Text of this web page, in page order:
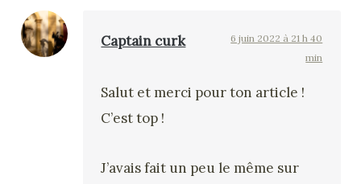
Captain curk
6 juin 2022 à 21 h 40
min
Salut et merci pour ton article !
C’est top !
J’avais fait un peu le même sur